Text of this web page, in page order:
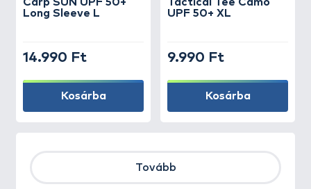
Long Sleeve L
14.990 Ft
Kosárba
UPF 50+ XL
9.990 Ft
Kosárba
Tovább